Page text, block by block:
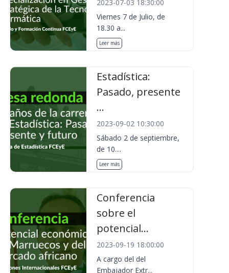
2023-07-03 18:30:00
Viernes 7 de Julio, de
18.30 a...
Leer más
Estadística:
Pasado, presente
...
2023-09-02 10:30:00
Sábado 2 de septiembre,
de 10....
Leer más
Conferencia
sobre el
potencial...
2023-09-19 18:00:00
A cargo del del
Embajador Extr...